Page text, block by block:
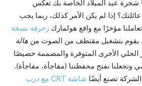
شجرة عيد الميلاد الخاصة بك تعكس
إذا لم يكن الأمر كذلك، ربما يجب
مؤخرًا مع واقع هولمارك زخرفة نسخة
يقوم بتشغيل مقتطف من الصوت من هالة
الحلي الأخرى المتوفرة والمصممة خصيصًا
وتجعلنا نفتح محفظتنا (مفاجأة، مفاجأة).
تصنع أيضًا شاشة CRT مع
درب